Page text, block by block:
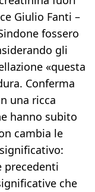
Giulio Fanti –
fossero
gli
«questa
Conferma
una ricca
hanno subito
cambia le
precedenti
che